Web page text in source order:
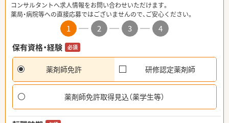
コンサルタントへ求人情報をお問い合わせいただけます。
薬局・病院等への直接応募ではございませんので、ご安心ください。
1 2 3
4
保有資格・経験
必須
薬剤師免許 研修認定薬剤師
薬剤師免許取得見込（薬学生等）